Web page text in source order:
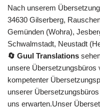
Nach unserem
34630 Gilserberg,
Gemünden (Wohra),
Schwalmstadt, Neustadt
🔄 Guul Translations
unsere Übersetzungsbüros
kompetenter
unserer
uns erwarten.Unser